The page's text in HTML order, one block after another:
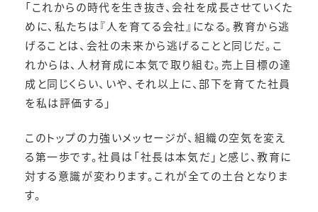
「これからの時代を生き抜き、会社を成長させていくた
めに、私たちは『人を育てる会社』になる。教育から逃
げることは、会社の未来から逃げることと同じだ。こ
れからは、人材育成に本気で取り組む。売上目標の達
成と同じくらい、いや、それ以上に、部下を育てた社員
を私は評価する」
このトップの力強いメッセージが、組織の空気を変え
る第一歩です。社員は「社長は本気だ」と感じ、教育に
対する意識が変わります。これが全ての土台となりま
す。